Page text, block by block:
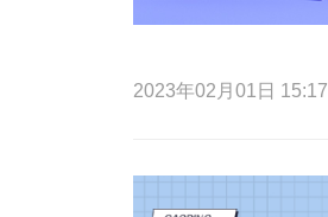
2023年02月01日 15:17